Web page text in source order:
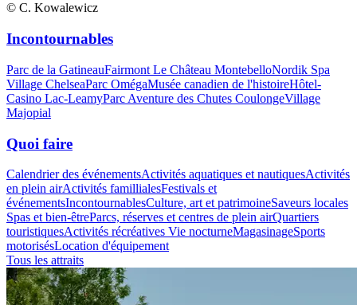
© C. Kowalewicz
Incontournables
Parc de la GatineauFairmont Le Château MontebelloNordik Spa
Village ChelseaParc OmégaMusée canadien de l'histoireHôtel-
Casino Lac-LeamyParc Aventure des Chutes CoulongeVillage
Majopial
Quoi faire
Calendrier des événementsActivités aquatiques et nautiquesActivités
en plein airActivités famillialesFestivals et
événementsIncontournablesCulture, art et patrimoineSaveurs locales
Spas et bien-êtreParcs, réserves et centres de plein airQuartiers
touristiquesActivités récréatives Vie nocturneMagasinageSports
motorisésLocation d'équipement
Tous les attraits